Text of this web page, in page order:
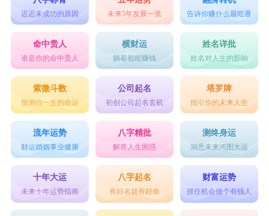
迟迟未成功的原因 未来5年发展一览 告诉你赚什么最吃香
命中贵人
谁是你的命中贵人
横财运
躺着都能赚钱
姓名详批
姓名对人生的影响
紫微斗数
预测你一生的命运
公司起名
初创公司起名玄机
塔罗牌
指引你的未来人生
流年运势
财运婚姻事业健康
八字精批
解答人生困惑
测终身运
洞悉未来鸿图大运
十年大运
未来十年运势指南
八字起名
有好名就有好命
财富运势
抓住机会做个有钱人